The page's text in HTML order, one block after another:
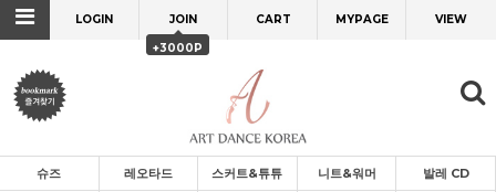
LOGIN JOIN
+3000P
CART MYPAGE VIEW
슈즈 레오타드 스커트&튜튜 니트&워머 발레 CD